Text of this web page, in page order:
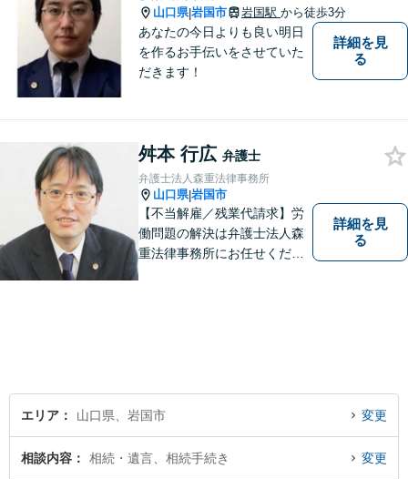
山口県|岩国市 岩国駅 から徒歩3分
あなたの今日よりも良い明日
を作るお手伝いをさせていた
だきます！
詳細を見
る
舛本 行広 弁護士
弁護士法人森重法律事務所
山口県|岩国市
【不当解雇／残業代請求】労
働問題の解決は弁護士法人森
重法律事務所にお任せくださ
詳細を見
る
エリア 山口県、岩国市 変更
相談内容 相続・遺言、相続手続き 変更